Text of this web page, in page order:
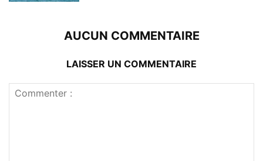
AUCUN COMMENTAIRE
LAISSER UN COMMENTAIRE